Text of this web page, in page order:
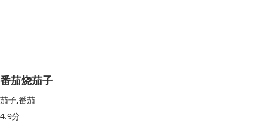
番茄烧茄子
茄子,番茄
4.9分